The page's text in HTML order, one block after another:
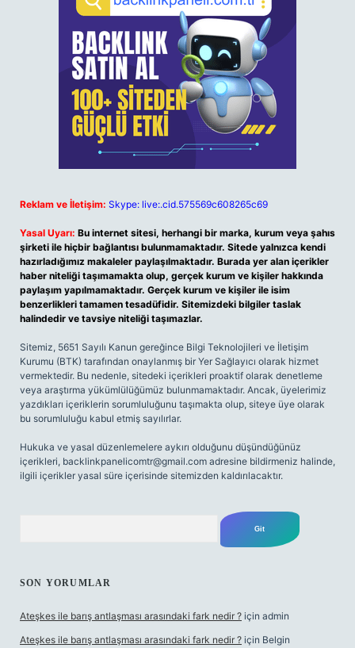
Reklam ve İletişim: Skype: live:.cid.575569c608265c69
Yasal Uyarı: Bu internet sitesi, herhangi bir marka, kurum veya şahıs
şirketi ile hiçbir bağlantısı bulunmamaktadır. Sitede yalnızca kendi
hazırladığımız makaleler paylaşılmaktadır. Burada yer alan içerikler
haber niteliği taşımamakta olup, gerçek kurum ve kişiler hakkında
paylaşım yapılmamaktadır. Gerçek kurum ve kişiler ile isim
benzerlikleri tamamen tesadüfidir. Sitemizdeki bilgiler taslak
halindedir ve tavsiye niteliği taşımazlar.
Sitemiz, 5651 Sayılı Kanun gereğince Bilgi Teknolojileri ve İletişim
Kurumu (BTK) tarafından onaylanmış bir Yer Sağlayıcı olarak hizmet
vermektedir. Bu nedenle, sitedeki içerikleri proaktif olarak denetleme
veya araştırma yükümlülüğümüz bulunmamaktadır. Ancak, üyelerimiz
yazdıkları içeriklerin sorumluluğunu taşımakta olup, siteye üye olarak
bu sorumluluğu kabul etmiş sayılırlar.
Hukuka ve yasal düzenlemelere aykırı olduğunu düşündüğünüz
içerikleri, backlinkpanelicomtr@gmail.com adresine bildirmeniz halinde,
ilgili içerikler yasal süre içerisinde sitemizden kaldırılacaktır.
SON YORUMLAR
Ateşkes ile barış antlaşması arasındaki fark nedir ? için admin
Ateşkes ile barış antlaşması arasındaki fark nedir ? için Belgin